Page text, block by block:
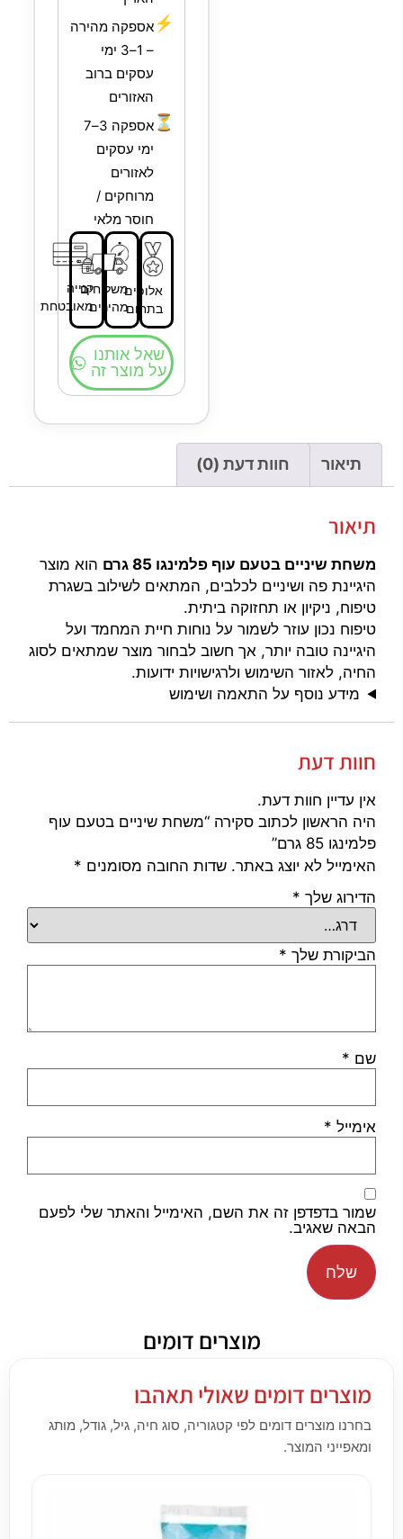
⚡אספקה מהירה
– 1–3 ימי
עסקים ברוב
האזורים
⏳
אספקה 3–7
ימי עסקים
לאזורים
מרוחקים /
חוסר מלאי
אלופים
בתחום
משלוחים
מהירים
קנייה
מאובטחת
שאל אותנו
על מוצר זה
תיאור חוות דעת (0)
תיאור
משחת שיניים בטעם עוף פלמינגו 85 גרם
הוא מוצר
היגיינת פה ושיניים לכלבים, המתאים לשילוב בשגרת
טיפוח, ניקיון או תחזוקה ביתית.
טיפוח נכון עוזר לשמור על נוחות חיית המחמד ועל
היגיינה טובה יותר, אך חשוב לבחור מוצר שמתאים לסוג
החיה, לאזור השימוש ולרגישויות ידועות.
מידע נוסף על התאמה ושימוש
חוות דעת
אין עדיין חוות דעת.
היה הראשון לכתוב סקירה “משחת שיניים בטעם עוף
פלמינגו 85 גרם”
האימייל לא יוצג באתר. שדות החובה מסומנים *
הדירוג שלך *
הביקורת שלך *
שם *
אימייל *
שמור בדפדפן זה את השם, האימייל והאתר שלי לפעם
הבאה שאגיב.
מוצרים דומים
מוצרים דומים שאולי תאהבו
בחרנו מוצרים דומים לפי קטגוריה, סוג חיה, גיל, גודל, מותג
ומאפייני המוצר.